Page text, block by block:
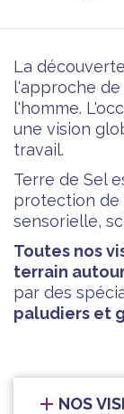
La
l'approche
l'homme.
une vision
travail.
Terre de Sel
protection de
sensorielle,
Toutes nos
terrain
par des
paludiers et
NOS